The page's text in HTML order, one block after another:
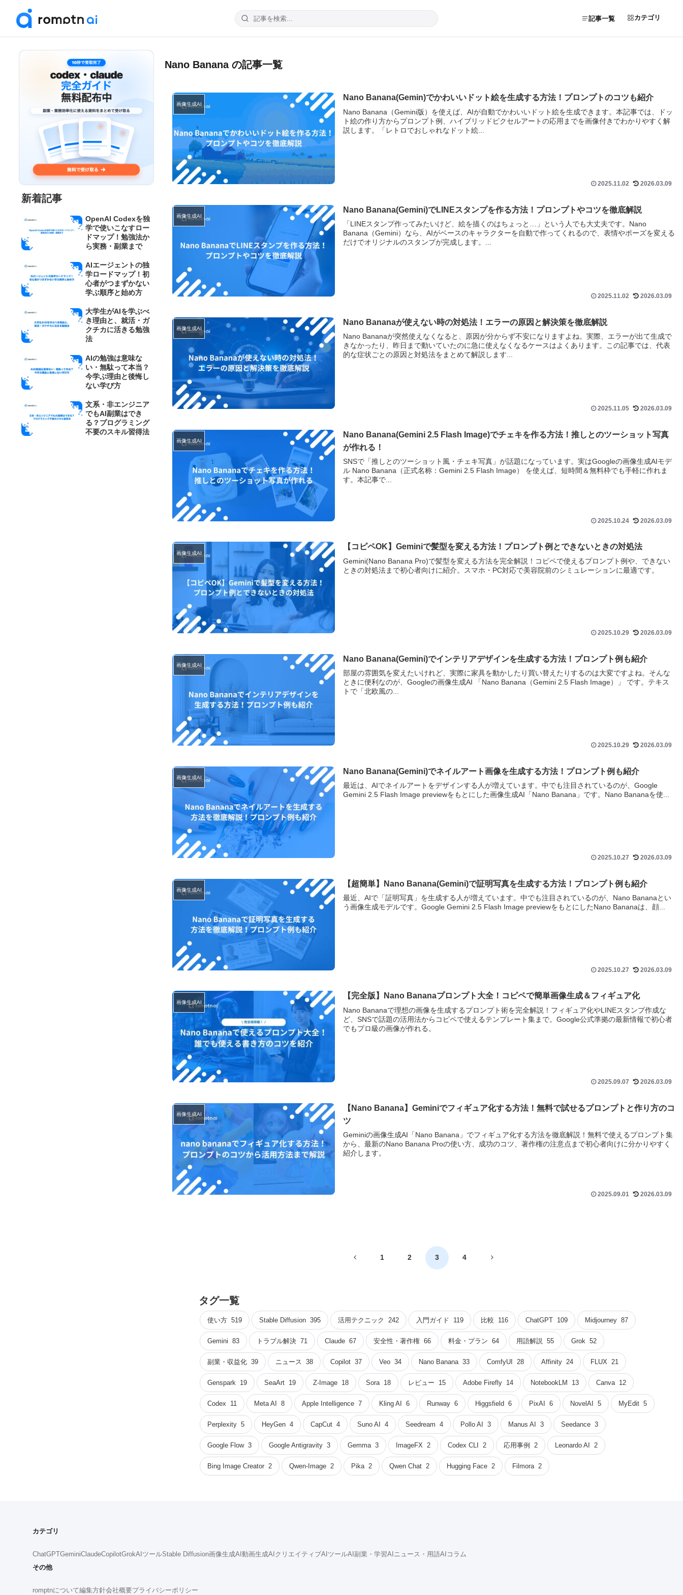
記事一覧 カテゴリ
Nano Banana の記事一覧
画像生成AI
Nano Banana(Gemin)でかわいいドット絵を生成する方法！プロンプトのコツも紹介
Nano Banana（Gemini版）を使えば、AIが自動でかわいいドット絵を生成できます。本記事では、ドッ
ト絵の作り方からプロンプト例、ハイブリッドピクセルアートの応用までを画像付きでわかりやすく解
説します。「レトロでおしゃれなドット絵...
2025.11.02 2026.03.09
画像生成AI
Nano Banana(Gemini)でLINEスタンプを作る方法！プロンプトやコツを徹底解説
「LINEスタンプ作ってみたいけど、絵を描くのはちょっと…」という人でも大丈夫です。Nano
Banana（Gemini）なら、AIがベースのキャラクターを自動で作ってくれるので、表情やポーズを変える
だけでオリジナルのスタンプが完成します。...
2025.11.02 2026.03.09
画像生成AI
Nano Bananaが使えない時の対処法！エラーの原因と解決策を徹底解説
Nano Bananaが突然使えなくなると、原因が分からず不安になりますよね。実際、エラーが出て生成で
きなかったり、昨日まで動いていたのに急に使えなくなるケースはよくあります。この記事では、代表
的な症状ごとの原因と対処法をまとめて解説します...
2025.11.05 2026.03.09
画像生成AI
Nano Banana(Gemini 2.5 Flash Image)でチェキを作る方法！推しとのツーショット写真
が作れる！
SNSで「推しとのツーショット風・チェキ写真」が話題になっています。実はGoogleの画像生成AIモデ
ル Nano Banana（正式名称：Gemini 2.5 Flash Image） を使えば、短時間＆無料枠でも手軽に作れま
す。本記事で...
2025.10.24 2026.03.09
画像生成AI
【コピペOK】Geminiで髪型を変える方法！プロンプト例とできないときの対処法
Gemini(Nano Banana Pro)で髪型を変える方法を完全解説！コピペで使えるプロンプト例や、できない
ときの対処法まで初心者向けに紹介。スマホ・PC対応で美容院前のシミュレーションに最適です。
2025.10.29 2026.03.09
画像生成AI
Nano Banana(Gemini)でインテリアデザインを生成する方法！プロンプト例も紹介
部屋の雰囲気を変えたいけれど、実際に家具を動かしたり買い替えたりするのは大変ですよね。そんな
ときに便利なのが、Googleの画像生成AI 「Nano Banana（Gemini 2.5 Flash Image）」 です。テキス
トで「北欧風の...
2025.10.29 2026.03.09
画像生成AI
Nano Banana(Gemini)でネイルアート画像を生成する方法！プロンプト例も紹介
最近は、AIでネイルアートをデザインする人が増えています。中でも注目されているのが、Google
Gemini 2.5 Flash Image previewをもとにした画像生成AI「Nano Banana」です。Nano Bananaを使...
2025.10.27 2026.03.09
画像生成AI
【超簡単】Nano Banana(Gemini)で証明写真を生成する方法！プロンプト例も紹介
最近、AIで「証明写真」を生成する人が増えています。中でも注目されているのが、Nano Bananaとい
う画像生成モデルです。Google Gemini 2.5 Flash Image previewをもとにしたNano Bananaは、顔...
2025.10.27 2026.03.09
画像生成AI
【完全版】Nano Bananaプロンプト大全！コピペで簡単画像生成＆フィギュア化
Nano Bananaで理想の画像を生成するプロンプト術を完全解説！フィギュア化やLINEスタンプ作成な
ど、SNSで話題の活用法からコピペで使えるテンプレート集まで。Google公式準拠の最新情報で初心者
でもプロ級の画像が作れる。
2025.09.07 2026.03.09
画像生成AI
【Nano Banana】Geminiでフィギュア化する方法！無料で試せるプロンプトと作り方のコ
ツ
Geminiの画像生成AI「Nano Banana」でフィギュア化する方法を徹底解説！無料で使えるプロンプト集
から、最新のNano Banana Proの使い方、成功のコツ、著作権の注意点まで初心者向けに分かりやすく
紹介します。
2025.09.01 2026.03.09
前 1 2 3 4 次
新着記事
OpenAI Codexを独
学で使いこなすロー
ドマップ！勉強法か
ら実務・副業まで
AIエージェントの独
学ロードマップ！初
心者がつまずかない
学ぶ順序と始め方
大学生がAIを学ぶべ
き理由と、就活・ガ
クチカに活きる勉強
法
AIの勉強は意味な
い・無駄って本当？
今学ぶ理由と後悔し
ない学び方
文系・非エンジニア
でもAI副業はでき
る？プログラミング
不要のスキル習得法
タグ一覧
使い方 519 Stable Diffusion 395 活用テクニック 242 入門ガイド 119 比較 116 ChatGPT 109 Midjourney 87
Gemini 83 トラブル解決 71 Claude 67 安全性・著作権 66 料金・プラン 64 用語解説 55 Grok 52
副業・収益化 39 ニュース 38 Copilot 37 Veo 34 Nano Banana 33 ComfyUI 28 Affinity 24 FLUX 21
Genspark 19 SeaArt 19 Z-Image 18 Sora 18 レビュー 15 Adobe Firefly 14 NotebookLM 13 Canva 12
Codex 11 Meta AI 8 Apple Intelligence 7 Kling AI 6 Runway 6 Higgsfield 6 PixAI 6 NovelAI 5 MyEdit 5
Perplexity 5 HeyGen 4 CapCut 4 Suno AI 4 Seedream 4 Pollo AI 3 Manus AI 3 Seedance 3
Google Flow 3 Google Antigravity 3 Gemma 3 ImageFX 2 Codex CLI 2 応用事例 2 Leonardo AI 2
Bing Image Creator 2 Qwen-Image 2 Pika 2 Qwen Chat 2 Hugging Face 2 Filmora 2
カテゴリ
ChatGPTGeminiClaudeCopilotGrokAIツールStable Diffusion画像生成AI動画生成AIクリエイティブAIツールAI副業・学習AIニュース・用語AIコラム
その他
romptnについて編集方針会社概要プライバシーポリシー